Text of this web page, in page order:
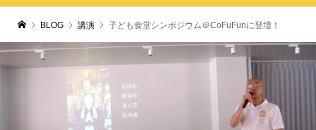
BLOG 講演 子ども食堂シンポジウム＠CoFuFunに登壇！